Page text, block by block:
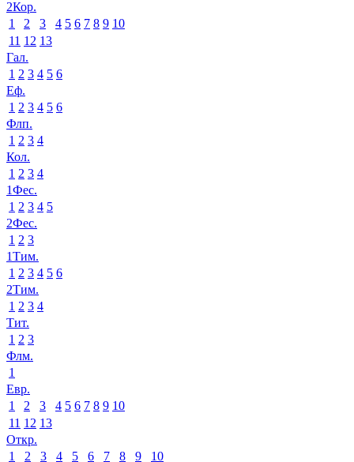
2Кор.
1
2 3 4 5 6 7 8 9 10
11 12 13
Гал.
1 2 3 4 5 6
Еф.
1 2 3 4 5 6
Флп.
1 2 3 4
Кол.
1 2 3 4
1Фес.
1 2 3 4 5
2Фес.
1 2 3
1Тим.
1 2 3 4 5 6
2Тим.
1 2 3 4
Тит.
1 2 3
Флм.
1
Евр.
1
2 3 4 5 6 7 8 9 10
11 12 13
Откр.
1
2 3 4 5 6 7 8 9 10